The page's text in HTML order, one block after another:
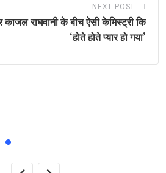
NEXT POST
काजल राघवानी के बीच ऐसी केमिस्ट्री कि
‘होते होते प्यार हो गया’